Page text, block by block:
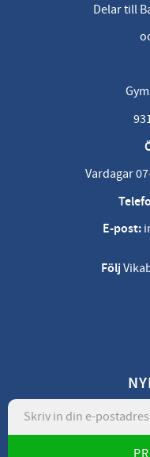
Delar till
Vardagar
E-post:
Följ